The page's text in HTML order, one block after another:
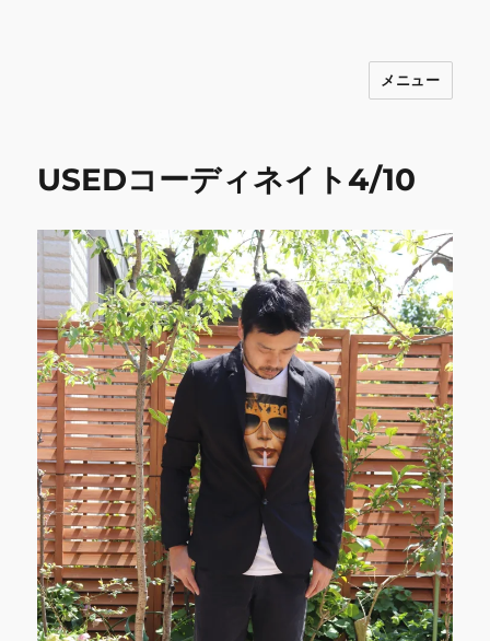
INNOCENCE ～日常に彩りを～ フ
メニュー
USEDコーディネイト4/10